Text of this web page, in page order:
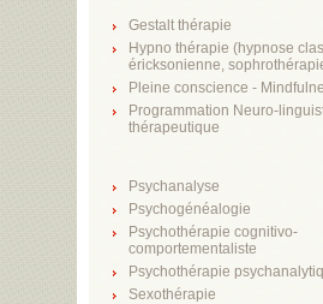
Gestalt thérapie
Hypno thérapie (hypnose
éricksonienne,
Pleine conscience -
Programmation Neuro-
thérapeutique
Psychanalyse
Psychogénéalogie
Psychothérapie cognitivo-
comportementaliste
Psychothérapie
Sexothérapie